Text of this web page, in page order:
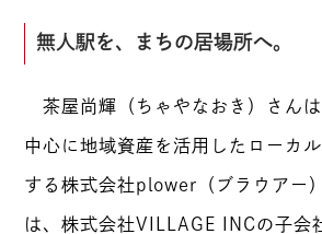
無人駅を、まちの居場所へ。
茶屋尚輝（ちゃやなおき）さん
中心に地域資産を活用したローカ
する株式会社plower（ブラウアー
は、株式会社VILLAGE INCの子会